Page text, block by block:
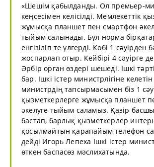
«Шешім қабылданды. Ол премьер-
кеңсесімен келісілді. Мемлекеттік
жұмысқа планшет пен смартфон
тыйым салынады. Бұл норма
енгізіліп те үлгерді. Көбі 1 сәуірден
жоспарлап отыр. Кейбірі 4 сәуірге
Әрбір орган өздері шешеді. Ішкі
бар. Ішкі істер министрлігіне
министрдің тапсырмасымен біз 1
қызметкерлерге жұмысқа планшет
әкелуге тыйым саламыз. Қазір
бастап, барлық қызметкерлер
қосылмайтын қарапайым телефон
дейді Игорь Лепеха Ішкі істер
өткен баспасөз мәслихатында.